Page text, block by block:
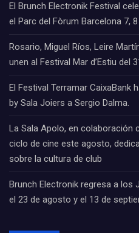
El Brunch Electronik Festival
el Parc del Fòrum Barcelona 7,
Rosario, Miguel Ríos, Leire
unen al Festival Mar d’Estiu del
El Festival Terramar CaixaBank
by Sala Joiers a Sergio Dalma.
La Sala Apolo, en colaboración
ciclo de cine este agosto,
sobre la cultura de club
Brunch Electronik regresa a los
el 23 de agosto y el 13 de